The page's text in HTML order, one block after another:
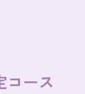
コース